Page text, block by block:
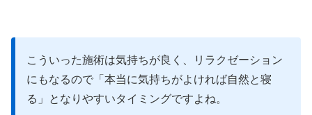
こういった施術は気持ちが良く、リラクゼーション
にもなるので「本当に気持ちがよければ自然と寝
る」となりやすいタイミングですよね。